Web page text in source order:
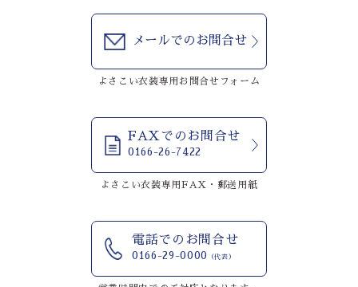
メールでのお問合せ
よさこい衣装専用お問合せフォーム
FAXでのお問合せ
0166-26-7422
よさこい衣装専用FAX・郵送用紙
電話でのお問合せ
0166-29-0000 （代表）